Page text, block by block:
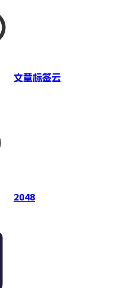
文章标签云
2048